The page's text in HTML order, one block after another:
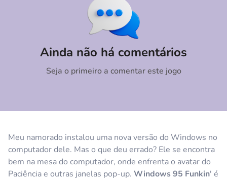
Meu namorado instalou uma nova versão do Windows no
computador dele. Mas o que deu errado? Ele se encontra
bem na mesa do computador, onde enfrenta o avatar do
Paciência e outras janelas pop-up. Windows 95 Funkin' é
Ainda não há comentários
Seja o primeiro a comentar este jogo